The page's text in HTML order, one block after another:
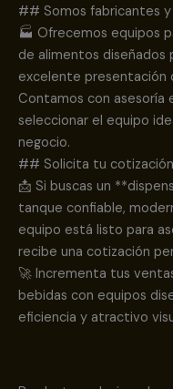
## Somos fabricantes
🏭 Ofrecemos equipos
de alimentos diseñados
excelente presentación
Contamos con asesoría
seleccionar el equipo
negocio.
## Solicita tu cotización
📩 Si buscas un
tanque confiable,
equipo está listo para
recibe una cotización
🚀 Incrementa tus
bebidas con equipos
eficiencia y atractivo